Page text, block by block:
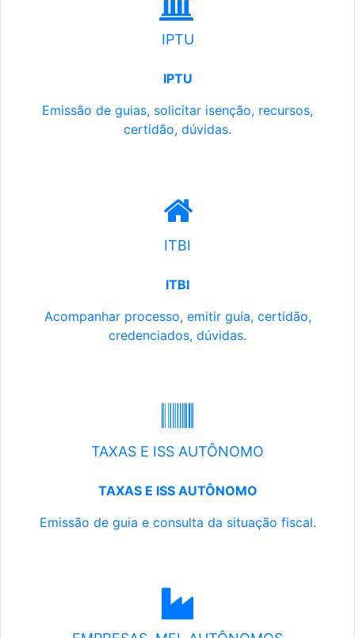
IPTU
IPTU
Emissão de guias, solicitar isenção, recursos,
certidão, dúvidas.
ITBI
ITBI
Acompanhar processo, emitir guia, certidão,
credenciados, dúvidas.
TAXAS E ISS AUTÔNOMO
TAXAS E ISS AUTÔNOMO
Emissão de guia e consulta da situação fiscal.